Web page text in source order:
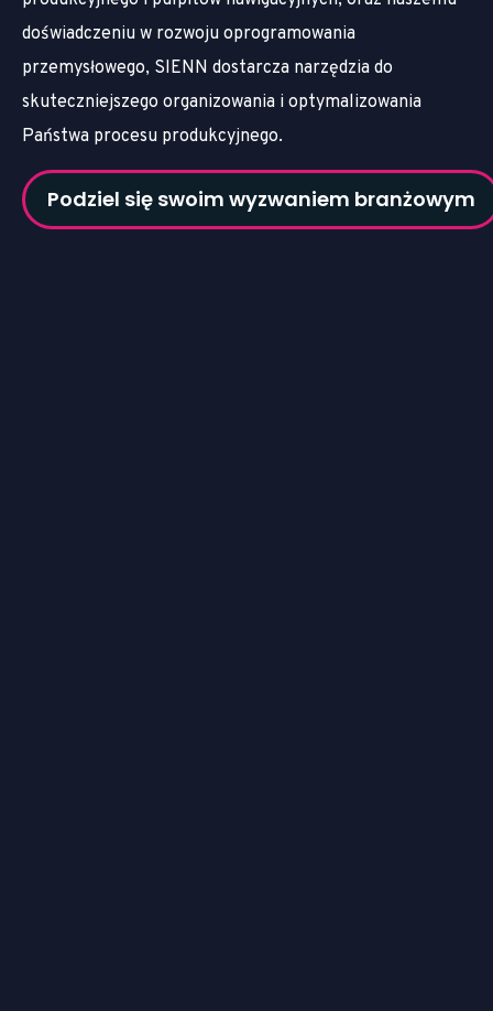
doświadczeniu w rozwoju oprogramowania
przemysłowego, SIENN dostarcza narzędzia do
skuteczniejszego organizowania i optymalizowania
Państwa procesu produkcyjnego.
Podziel się swoim wyzwaniem branżowym